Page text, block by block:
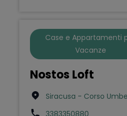
Case e Appartamenti
Vacanze
Nostos Loft
Siracusa - Corso
3383350880